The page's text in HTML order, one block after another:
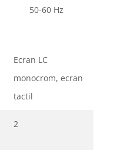
50-60 Hz
Ecran LC
monocrom, ecran
tactil
2